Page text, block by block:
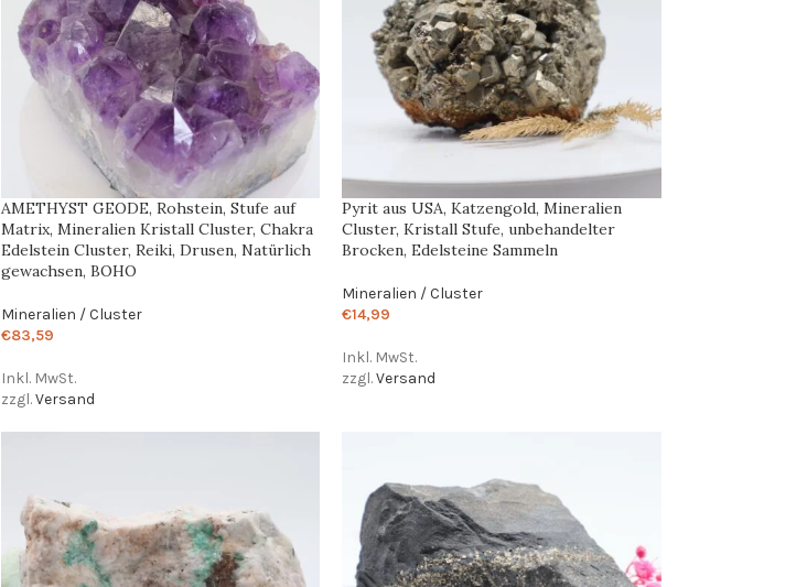
AMETHYST GEODE, Rohstein, Stufe auf
Matrix, Mineralien Kristall Cluster, Chakra
Edelstein Cluster, Reiki, Drusen, Natürlich
gewachsen, BOHO
Mineralien / Cluster
€83,59
Inkl. MwSt.
zzgl.Versand
Pyrit aus USA, Katzengold, Mineralien
Cluster, Kristall Stufe, unbehandelter
Brocken, Edelsteine Sammeln
Mineralien / Cluster
€14,99
Inkl. MwSt.
zzgl.Versand